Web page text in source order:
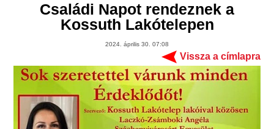
Családi Napot rendeznek a
Kossuth Lakótelepen
2024. április 30. 07:08
Vissza a címlapra